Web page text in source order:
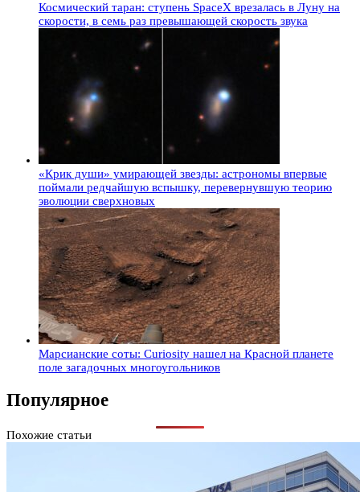
Космический таран: ступень SpaceX врезалась в Луну на
скорости, в семь раз превышающей скорость звука
«Крик души» умирающей звезды: астрономы впервые
поймали редчайшую вспышку, перевернувшую теорию
эволюции сверхновых
Марсианские соты: Curiosity нашел на Красной планете
поле загадочных многоугольников
Популярное
Похожие статьи